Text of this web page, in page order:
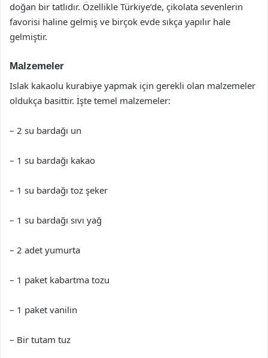
doğan bir tatlıdır. Özellikle Türkiye’de, çikolata sevenlerin
favorisi haline gelmiş ve birçok evde sıkça yapılır hale
gelmiştir.
Malzemeler
Islak kakaolu kurabiye yapmak için gerekli olan malzemeler
oldukça basittir. İşte temel malzemeler:
– 2 su bardağı un
– 1 su bardağı kakao
– 1 su bardağı toz şeker
– 1 su bardağı sıvı yağ
– 2 adet yumurta
– 1 paket kabartma tozu
– 1 paket vanilin
– Bir tutam tuz